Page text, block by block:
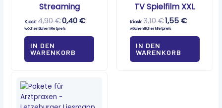
Streaming
Kiosk:4,90€0,40€
wöchentlicher Mietpreis
IN DEN
WARENKORB
TV Spielfilm XXL
Kiosk:3,10€1,55€
wöchentlicher Mietpreis
IN DEN
WARENKORB